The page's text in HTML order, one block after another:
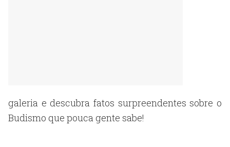
galeria e descubra fatos surpreendentes sobre o
Budismo que pouca gente sabe!